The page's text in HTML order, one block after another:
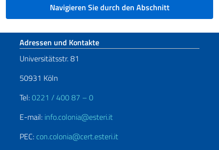
Navigieren Sie durch den Abschnitt
Fußbereich
Adressen und Kontakte
Universitätsstr. 81
50931 Köln
Tel:0221 / 400 87 – 0
E-mail: info.colonia@esteri.it
PEC: con.colonia@cert.esteri.it